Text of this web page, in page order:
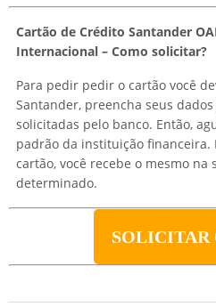
Cartão de Crédito Santander
Internacional – Como solicitar?
Para pedir pedir o cartão você
Santander, preencha seus
solicitadas pelo banco. Então,
padrão da instituição financeira.
cartão, você recebe o mesmo na
determinado.
SOLICITAR